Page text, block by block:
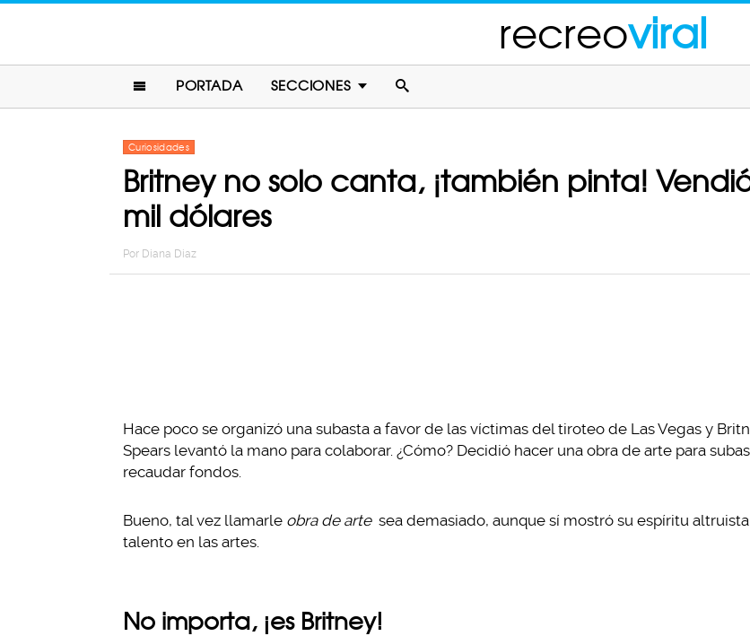
recreoviral
PORTADA SECCIONES
Curiosidades
Britney no solo canta, ¡también pinta!
mil dólares
Por Diana Diaz
Hace poco se organizó una subasta a favor de las víctimas del tiroteo de Las Vegas y
Spears levantó la mano para colaborar. ¿Cómo? Decidió hacer una obra de arte para
recaudar fondos.
Bueno, tal vez llamarle obra de arte sea demasiado, aunque sí mostró su espíritu
talento en las artes.
No importa, ¡es Britney!